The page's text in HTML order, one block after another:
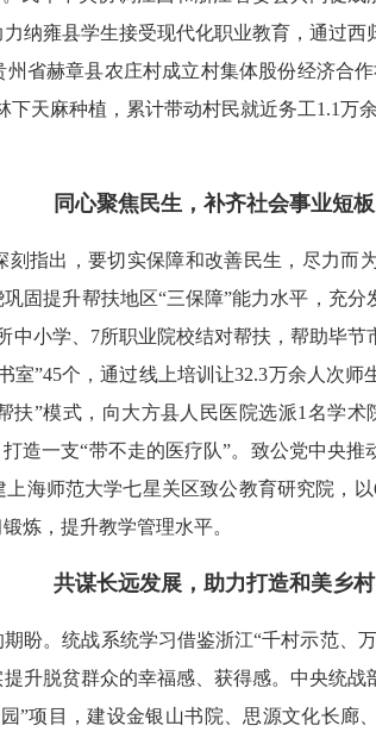
纳雍县学生接受现代化职业教育，通过西
省赫章县农庄村成立村集体股份经济合
天麻种植，累计带动村民就近务工1.1万
同心聚焦民生，补齐社会事业短板
刻指出，要切实保障和改善民生，尽力而
固提升帮扶地区“三保障”能力水平，充
中小学、7所职业院校结对帮扶，帮助毕
室”45个，通过线上培训让32.3万余人次
扶”模式，向大方县人民医院选派1名学
造一支“带不走的医疗队”。致公党中央
海师范大学七星关区致公教育研究院，
炼，提升教学管理水平。
共谋长远发展，助力打造和美乡村
盼。统战系统学习借鉴浙江“千村示范、
升脱贫群众的幸福感、获得感。中央统
”项目，建设金银山书院、思源文化长廊